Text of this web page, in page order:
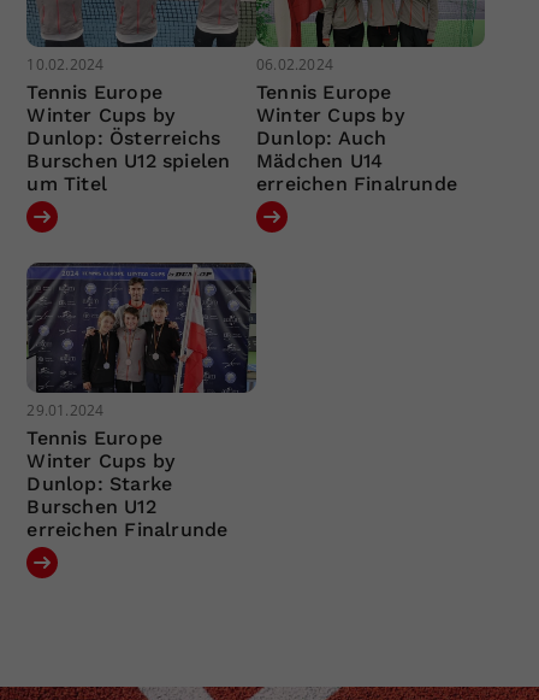
10.02.2024
Tennis Europe
Winter Cups by
Dunlop: Österreichs
Burschen U12 spielen
um Titel
06.02.2024
Tennis Europe
Winter Cups by
Dunlop: Auch
Mädchen U14
erreichen Finalrunde
29.01.2024
Tennis Europe
Winter Cups by
Dunlop: Starke
Burschen U12
erreichen Finalrunde